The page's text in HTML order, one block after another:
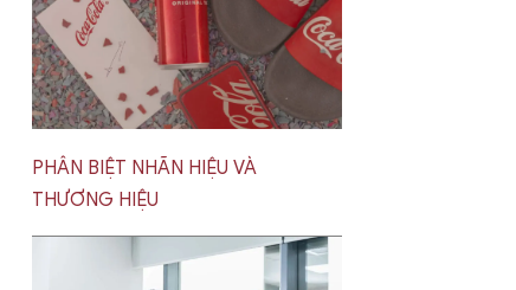
PHÂN BIỆT NHÃN HIỆU VÀ
THƯƠNG HIỆU